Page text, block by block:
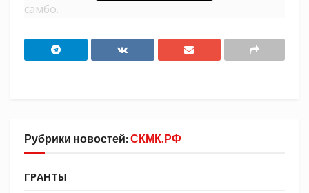
самбо.
Рубрики новостей:СКМК.РФ
ГРАНТЫ